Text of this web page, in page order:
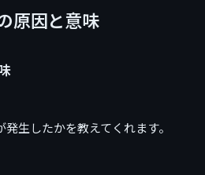
原因と意味
生したかを教えてくれます。